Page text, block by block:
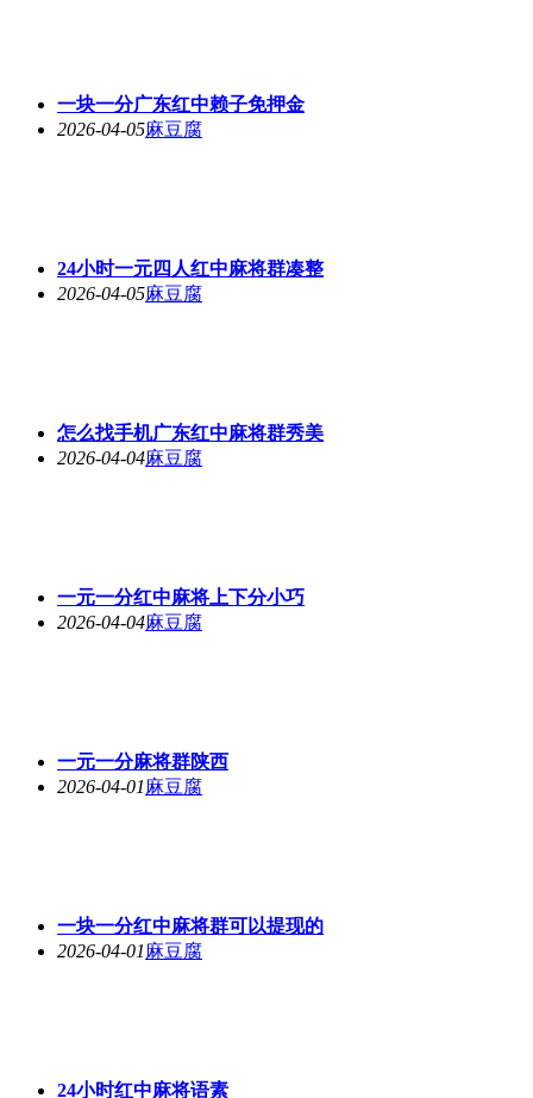
一块一分广东红中赖子免押金
2026-04-05麻豆腐
24小时一元四人红中麻将群凑整
2026-04-05麻豆腐
怎么找手机广东红中麻将群秀美
2026-04-04麻豆腐
一元一分红中麻将上下分小巧
2026-04-04麻豆腐
一元一分麻将群陕西
2026-04-01麻豆腐
一块一分红中麻将群可以提现的
2026-04-01麻豆腐
24小时红中麻将语素